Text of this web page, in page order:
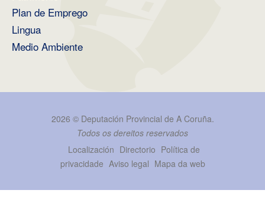
Plan de Emprego
Lingua
Medio Ambiente
2026 © Deputación Provincial de A Coruña.
Todos os dereitos reservados
Localización Directorio Política de
privacidade Aviso legal Mapa da web